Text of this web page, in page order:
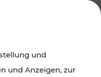
und
und Anzeigen, zur